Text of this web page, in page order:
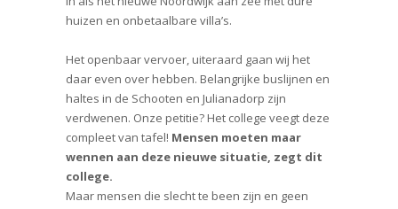
huizen en onbetaalbare villa’s.
Het openbaar vervoer, uiteraard gaan wij het
daar even over hebben. Belangrijke buslijnen en
haltes in de Schooten en Julianadorp zijn
verdwenen. Onze petitie? Het college veegt deze
compleet van tafel! Mensen moeten maar
wennen aan deze nieuwe situatie, zegt dit
college.
Maar mensen die slecht te been zijn en geen